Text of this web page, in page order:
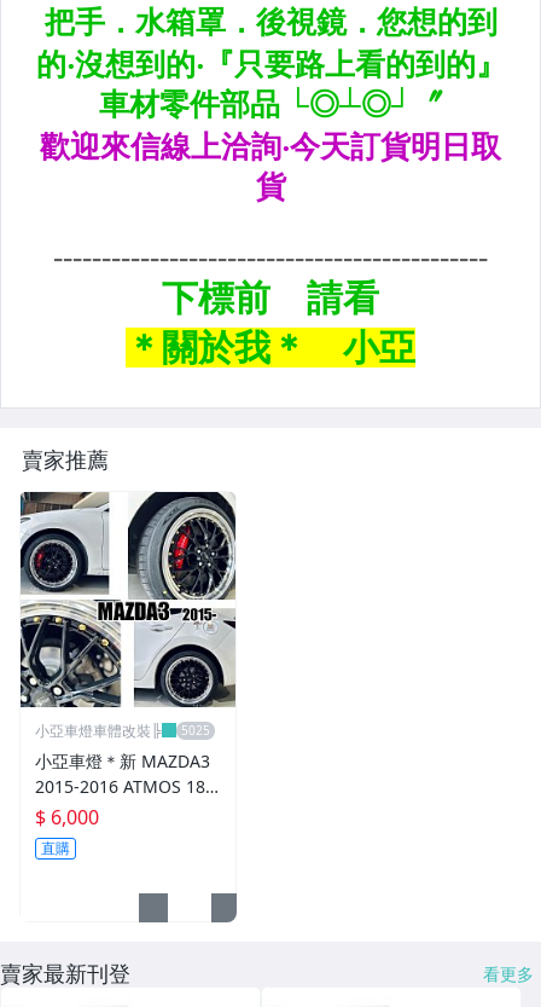
CUSCO / HARDRACE 各車系結構桿.拉桿
進氣套件 進氣系統 全系列
其它
賣家推薦
小亞車燈車體改裝╠
小亞車燈＊新 MAZDA3
2015-2016 ATMOS 18
吋 鋁圈 輪框 18*8.5 5/1
08 ET40 5孔108 銀黑車
邊 鉚釘款
$ 6,000
直購
賣家最新刊登 看更多